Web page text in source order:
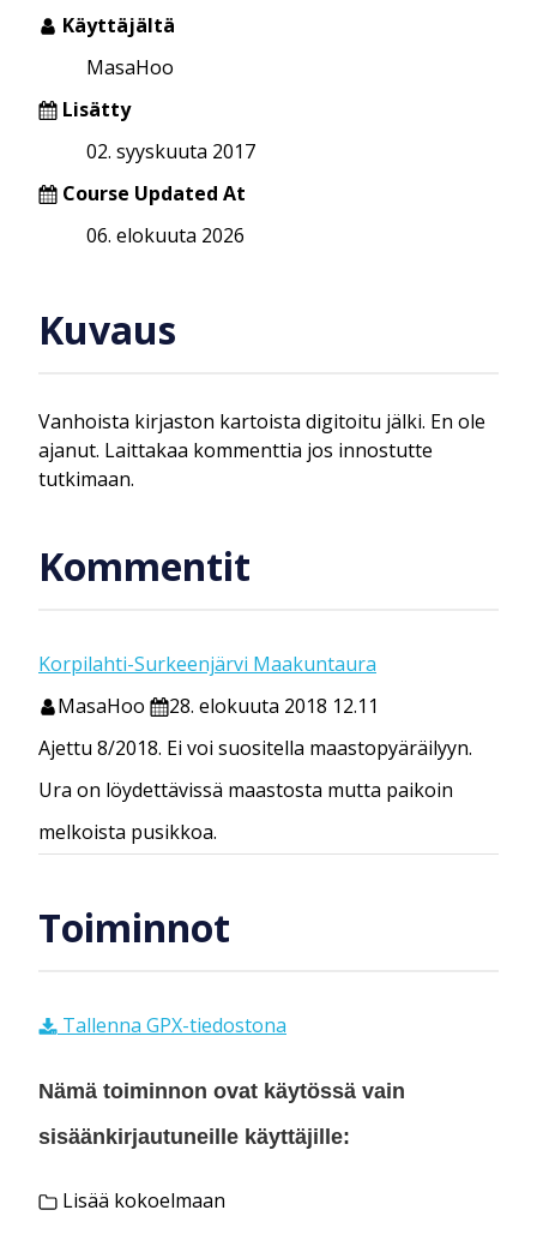
Käyttäjältä
MasaHoo
Lisätty
02. syyskuuta 2017
Course Updated At
06. elokuuta 2026
Kuvaus
Vanhoista kirjaston kartoista digitoitu jälki. En ole
ajanut. Laittakaa kommenttia jos innostutte
tutkimaan.
Kommentit
Korpilahti-Surkeenjärvi Maakuntaura
MasaHoo
28. elokuuta 2018 12.11
Ajettu 8/2018. Ei voi suositella maastopyäräilyyn.
Ura on löydettävissä maastosta mutta paikoin
melkoista pusikkoa.
Toiminnot
Tallenna GPX-tiedostona
Nämä toiminnon ovat käytössä vain
sisäänkirjautuneille käyttäjille:
Lisää kokoelmaan